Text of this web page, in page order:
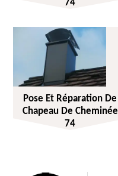
74
Pose Et Réparation De
Chapeau De Cheminée
74